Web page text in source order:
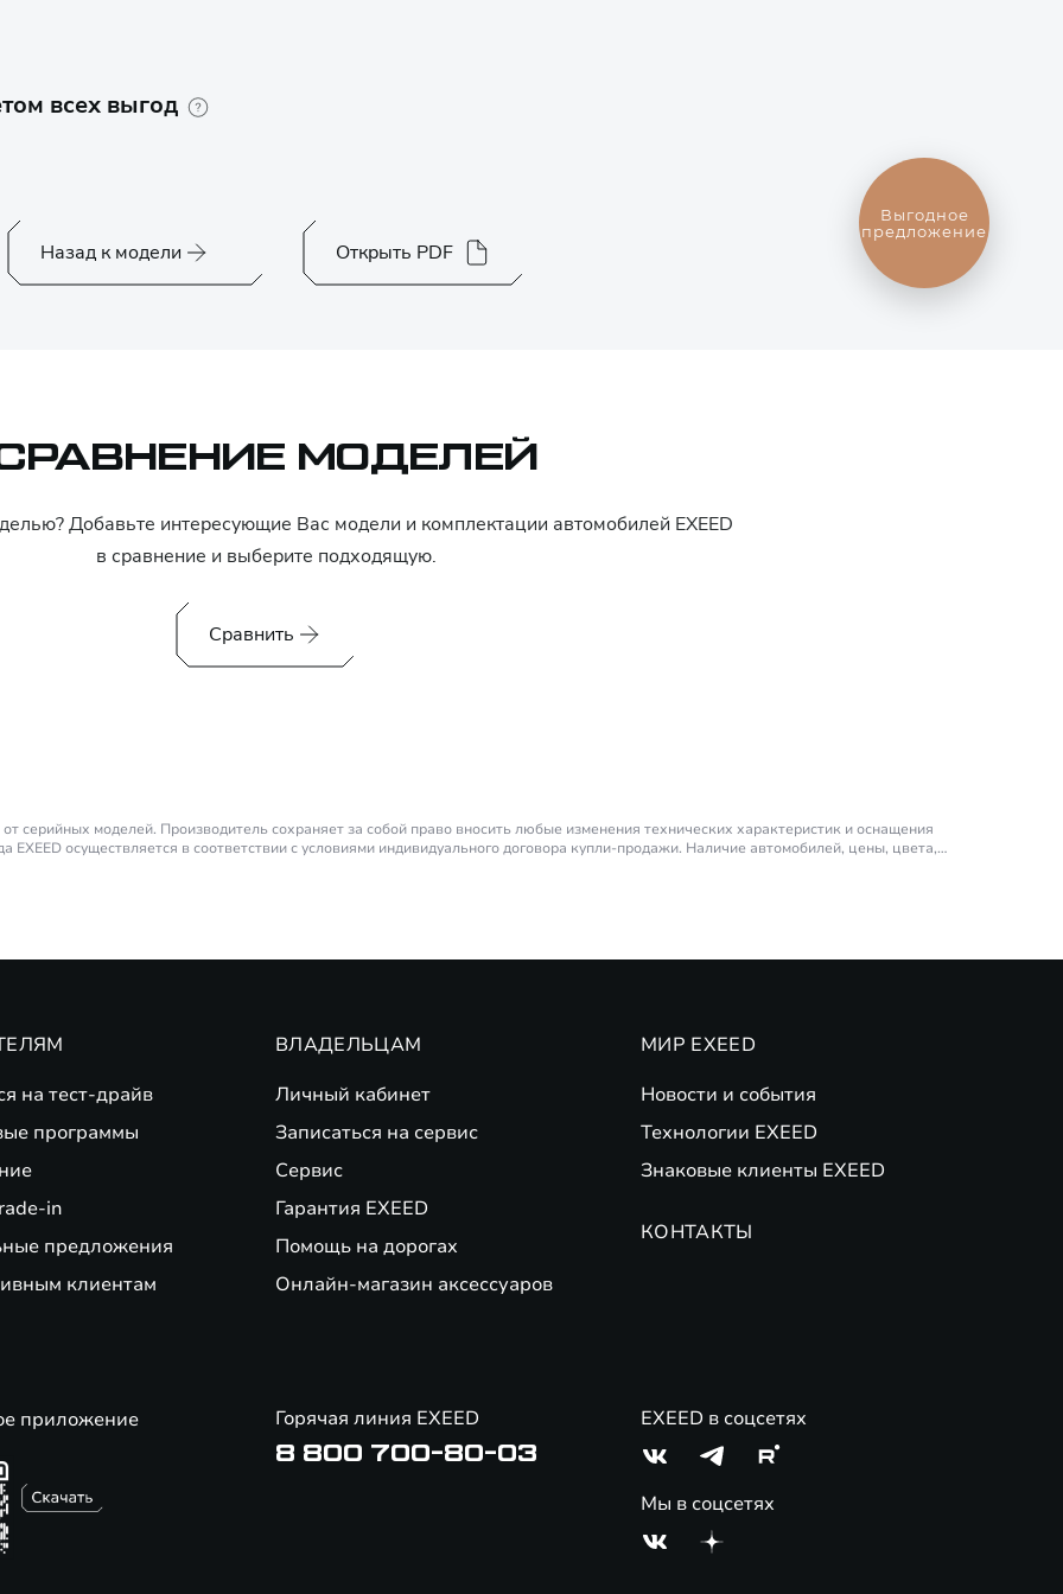
всех выгод
Назад к модели Открыть PDF
МОДЕЛЕЙ
Добавьте интересующие Вас модели и комплектации автомобилей EXEED
в сравнение и выберите подходящую.
Сравнить
серийных моделей. Производитель сохраняет за собой право вносить любые изменения технических характеристик и оснащения
осуществляется в соответствии с условиями индивидуального договора купли-продажи. Наличие автомобилей, цены, цвета,
период времени). Тридцатиминутная мощность на два электромотора – 190 л.с (на продолжительный период времени).
автомобиля EXEED. Не суммируется с кредитными предложениями банков-партнеров. Не оферта. Подробности
партнеров по стандартным предложениям при сдаче автомобиля по трейд-ин на новые автомобили EXEED. ПАО Совкомбанк.
ВЕекл.
на тест-драйв
программы
in
предложения
клиентам
ВЛАДЕЛЬЦАМ
Личный кабинет
Записаться на сервис
Сервис
Гарантия EXEED
Помощь на дорогах
Онлайн-магазин аксессуаров
МИР EXEED
Новости и события
Технологии EXEED
Знаковые клиенты EXEED
КОНТАКТЫ
приложение Горячая линия EXEED
8 800 700-80-03
EXEED в соцсетях
Мы в соцсетях
Выгодное
предложение